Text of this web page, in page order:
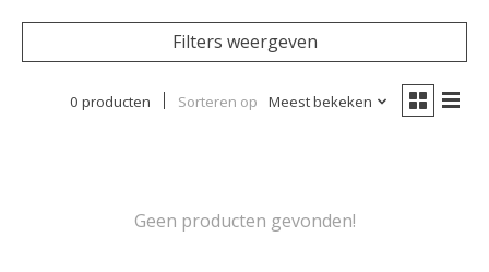
Filters weergeven
0 producten Sorteren op Meest bekeken
Geen producten gevonden!